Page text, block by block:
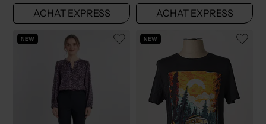
ACHAT EXPRESS ACHAT EXPRESS
NEW NEW